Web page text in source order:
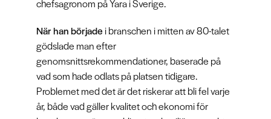
chefsagronom på Yara i Sverige.
När han började i branschen i mitten av 80-talet
gödslade man efter
genomsnittsrekommendationer, baserade på
vad som hade odlats på platsen tidigare.
Problemet med det är det riskerar att bli fel varje
år, både vad gäller kvalitet och ekonomi för